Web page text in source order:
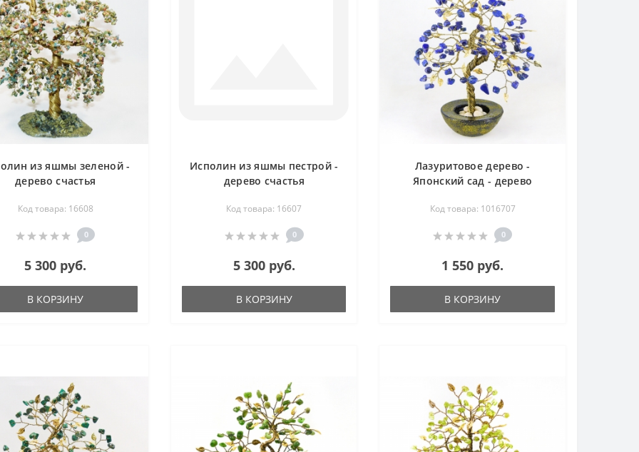
из яшмы зеленой -
дерево счастья
Код товара: 16608
0
5 300 руб.
В КОРЗИНУ
Исполин из яшмы пестрой -
дерево счастья
Код товара: 16607
0
5 300 руб.
В КОРЗИНУ
Лазуритовое дерево -
Японский сад - дерево
Код товара: 1016707
0
1 550 руб.
В КОРЗИНУ